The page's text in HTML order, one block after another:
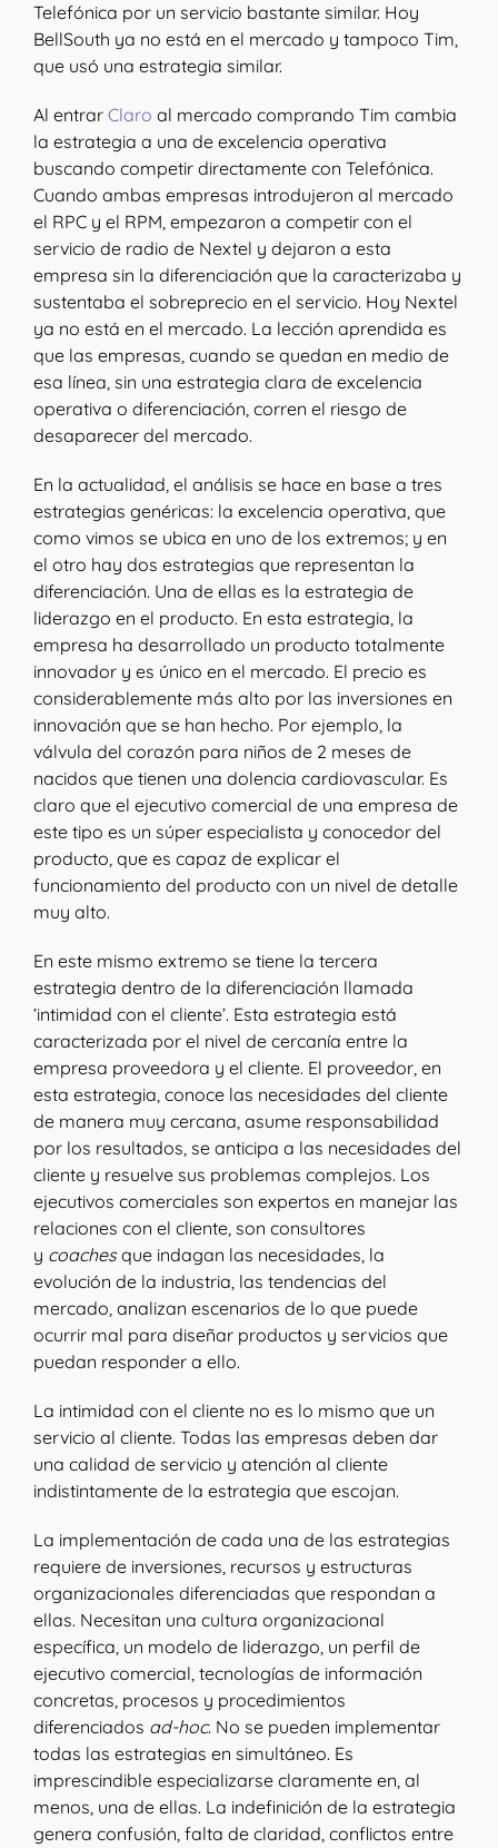
Telefónica por un servicio bastante similar. Hoy
BellSouth ya no está en el mercado y tampoco Tim,
que usó una estrategia similar.
Al entrar Claro al mercado comprando Tim cambia
la estrategia a una de excelencia operativa
buscando competir directamente con Telefónica.
Cuando ambas empresas introdujeron al mercado
el RPC y el RPM, empezaron a competir con el
servicio de radio de Nextel y dejaron a esta
empresa sin la diferenciación que la caracterizaba y
sustentaba el sobreprecio en el servicio. Hoy Nextel
ya no está en el mercado. La lección aprendida es
que las empresas, cuando se quedan en medio de
esa línea, sin una estrategia clara de excelencia
operativa o diferenciación, corren el riesgo de
desaparecer del mercado.
En la actualidad, el análisis se hace en base a tres
estrategias genéricas: la excelencia operativa, que
como vimos se ubica en uno de los extremos; y en
el otro hay dos estrategias que representan la
diferenciación. Una de ellas es la estrategia de
liderazgo en el producto. En esta estrategia, la
empresa ha desarrollado un producto totalmente
innovador y es único en el mercado. El precio es
considerablemente más alto por las inversiones en
innovación que se han hecho. Por ejemplo, la
válvula del corazón para niños de 2 meses de
nacidos que tienen una dolencia cardiovascular. Es
claro que el ejecutivo comercial de una empresa de
este tipo es un súper especialista y conocedor del
producto, que es capaz de explicar el
funcionamiento del producto con un nivel de detalle
muy alto.
En este mismo extremo se tiene la tercera
estrategia dentro de la diferenciación llamada
‘intimidad con el cliente’. Esta estrategia está
caracterizada por el nivel de cercanía entre la
empresa proveedora y el cliente. El proveedor, en
esta estrategia, conoce las necesidades del cliente
de manera muy cercana, asume responsabilidad
por los resultados, se anticipa a las necesidades del
cliente y resuelve sus problemas complejos. Los
ejecutivos comerciales son expertos en manejar las
relaciones con el cliente, son consultores
y coachesque indagan las necesidades, la
evolución de la industria, las tendencias del
mercado, analizan escenarios de lo que puede
ocurrir mal para diseñar productos y servicios que
puedan responder a ello.
La intimidad con el cliente no es lo mismo que un
servicio al cliente. Todas las empresas deben dar
una calidad de servicio y atención al cliente
indistintamente de la estrategia que escojan.
La implementación de cada una de las estrategias
requiere de inversiones, recursos y estructuras
organizacionales diferenciadas que respondan a
ellas. Necesitan una cultura organizacional
específica, un modelo de liderazgo, un perfil de
ejecutivo comercial, tecnologías de información
concretas, procesos y procedimientos
diferenciados ad-hoc. No se pueden implementar
todas las estrategias en simultáneo. Es
imprescindible especializarse claramente en, al
menos, una de ellas. La indefinición de la estrategia
genera confusión, falta de claridad, conflictos entre